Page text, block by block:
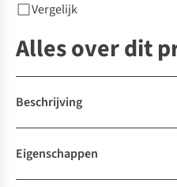
Vergelijk
Alles over dit
Beschrijving
Eigenschappen